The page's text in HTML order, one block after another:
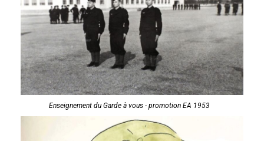
Enseignement du Garde à vous - promotion EA 1953